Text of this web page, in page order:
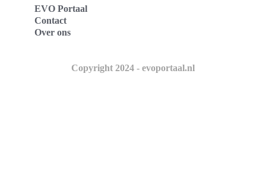
EVO Portaal
Contact
Over ons
Copyright 2024 - evoportaal.nl